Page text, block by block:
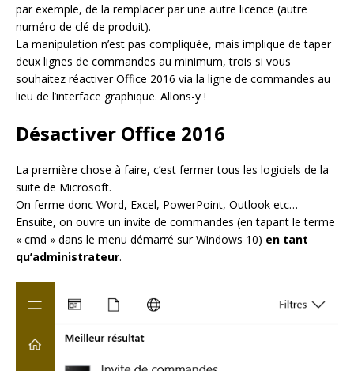
par exemple, de la remplacer par une autre licence (autre
numéro de clé de produit).
La manipulation n’est pas compliquée, mais implique de taper
deux lignes de commandes au minimum, trois si vous
souhaitez réactiver Office 2016 via la ligne de commandes au
lieu de l’interface graphique. Allons-y !
Désactiver Office 2016
La première chose à faire, c’est fermer tous les logiciels de la
suite de Microsoft.
On ferme donc Word, Excel, PowerPoint, Outlook etc…
Ensuite, on ouvre un invite de commandes (en tapant le terme
« cmd » dans le menu démarré sur Windows 10) en tant
qu’administrateur.